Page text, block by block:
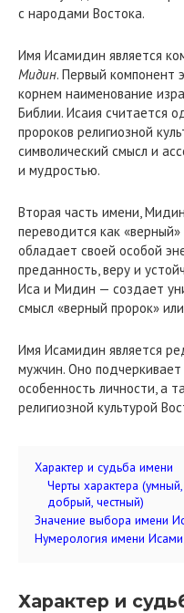
с народами Востока.
Имя Исамидин является
Мидин. Первый компонент
корнем наименование
Библии. Исаия считается
пророков религиозной
символический смысл и
и мудростью.
Вторая часть имени,
переводится как
обладает своей особой
преданность, веру и
Иса и Мидин — создает
смысл «верный пророк»
Имя Исамидин является
мужчин. Оно
особенность личности, а
религиозной культурой
Характер и судьба имени
Черты характера
добрый, честный)
Значение выбора имени
Нумерология имени
Характер и